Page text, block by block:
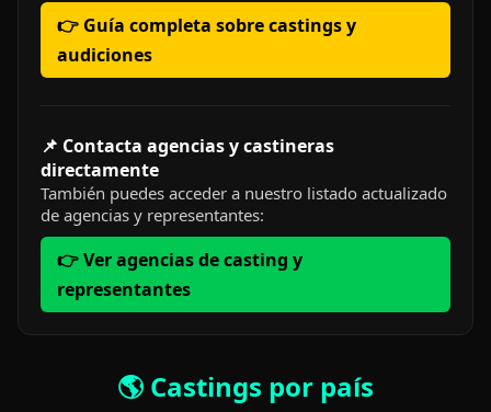
👉 Guía completa sobre castings y
audiciones
📌 Contacta agencias y castineras
directamente
También puedes acceder a nuestro listado actualizado
de agencias y representantes:
👉 Ver agencias de casting y
representantes
🌎 Castings por país